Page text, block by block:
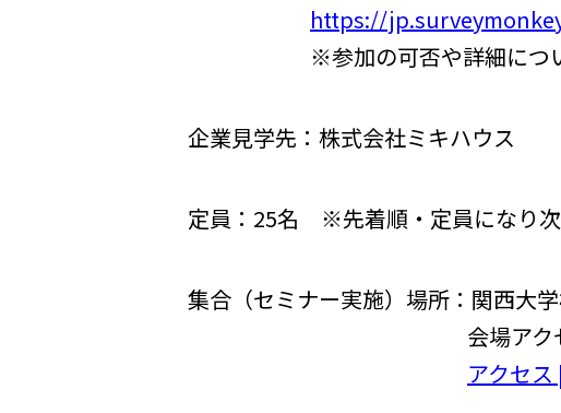
https://
※参加の可否や詳細については
企業見学先：株式会社ミキハウス
定員：25名 ※先着順・定員になり次
集合（セミナー実施）場所：関西大
会場アクセスは
アクセ